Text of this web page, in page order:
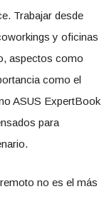
Trabajar desde
y oficinas
aspectos como
como el
ASUS ExpertBook
para
no es el más